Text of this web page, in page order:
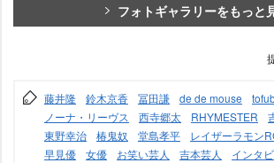
フォトギャラリーをもっと
藤井隆 鈴木京香 冨田謙 de de mouse
ノーナ・リーヴス
西寺郷太 RHYMESTER
東野幸治
椿鬼奴 堂島孝平 レイザーラモン
早見優
女優 お笑い芸人 吉本芸人 インタ